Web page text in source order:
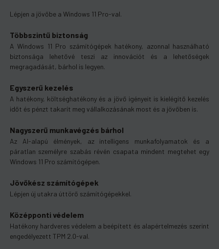
Lépjen a jövőbe a Windows 11 Pro-val.
Többszintű biztonság
A Windows 11 Pro számítógépek hatékony, azonnal használható
biztonsága lehetővé teszi az innovációt és a lehetőségek
megragadását, bárhol is legyen.
Egyszerű kezelés
A hatékony, költséghatékony és a jövő igényeit is kielégítő kezelés
időt és pénzt takarít meg vállalkozásának most és a jövőben is.
Nagyszerű munkavégzés bárhol
Az AI-alapú élmények, az intelligens munkafolyamatok és a
páratlan személyre szabás révén csapata mindent megtehet egy
Windows 11 Pro számítógépen.
Jövőkész számítógépek
Lépjen új utakra úttörő számítógépekkel.
Középponti védelem
Hatékony hardveres védelem a beépített és alapértelmezés szerint
engedélyezett TPM 2.0-val.